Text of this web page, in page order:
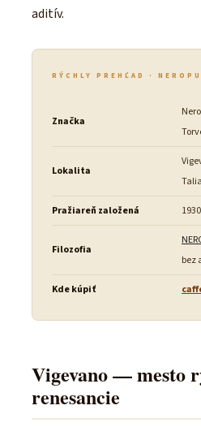
aditív.
RÝCHLY PREHĽAD ·
Značka
Lokalita
Pražiareň založená 1930
Filozofia
bez
Kde kúpiť
Vigevano — mesto
renesancie